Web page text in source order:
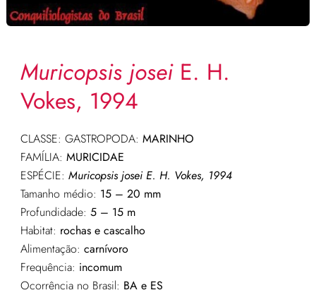
Muricopsis joseiE. H.
Vokes, 1994
CLASSE: GASTROPODA: MARINHO
FAMÍLIA: MURICIDAE
ESPÉCIE: Muricopsis josei E. H. Vokes, 1994
Tamanho médio: 15 – 20 mm
Profundidade: 5 – 15 m
Habitat: rochas e cascalho
Alimentação: carnívoro
Frequência: incomum
Ocorrência no Brasil: BA e ES